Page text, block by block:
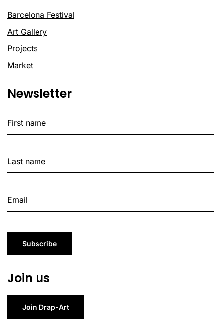
Barcelona Festival
Art Gallery
Projects
Market
Newsletter
Subscribe
Join us
Join Drap-Art